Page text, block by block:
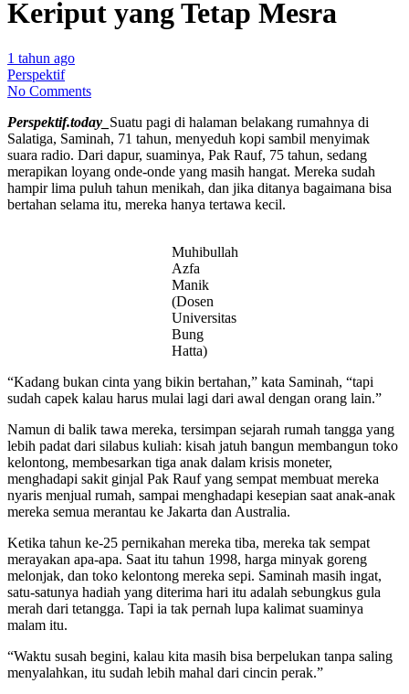
Keriput yang Tetap Mesra
1 tahun ago
Perspektif
No Comments
Perspektif.today_ Suatu pagi di halaman belakang rumahnya di
Salatiga, Saminah, 71 tahun, menyeduh kopi sambil menyimak
suara radio. Dari dapur, suaminya, Pak Rauf, 75 tahun, sedang
merapikan loyang onde-onde yang masih hangat. Mereka sudah
hampir lima puluh tahun menikah, dan jika ditanya bagaimana bisa
bertahan selama itu, mereka hanya tertawa kecil.
Muhibullah
Azfa
Manik
(Dosen
Universitas
Bung
Hatta)
“Kadang bukan cinta yang bikin bertahan,” kata Saminah, “tapi
sudah capek kalau harus mulai lagi dari awal dengan orang lain.”
Namun di balik tawa mereka, tersimpan sejarah rumah tangga yang
lebih padat dari silabus kuliah: kisah jatuh bangun membangun toko
kelontong, membesarkan tiga anak dalam krisis moneter,
menghadapi sakit ginjal Pak Rauf yang sempat membuat mereka
nyaris menjual rumah, sampai menghadapi kesepian saat anak-anak
mereka semua merantau ke Jakarta dan Australia.
Ketika tahun ke-25 pernikahan mereka tiba, mereka tak sempat
merayakan apa-apa. Saat itu tahun 1998, harga minyak goreng
melonjak, dan toko kelontong mereka sepi. Saminah masih ingat,
satu-satunya hadiah yang diterima hari itu adalah sebungkus gula
merah dari tetangga. Tapi ia tak pernah lupa kalimat suaminya
malam itu.
“Waktu susah begini, kalau kita masih bisa berpelukan tanpa saling
menyalahkan, itu sudah lebih mahal dari cincin perak.”